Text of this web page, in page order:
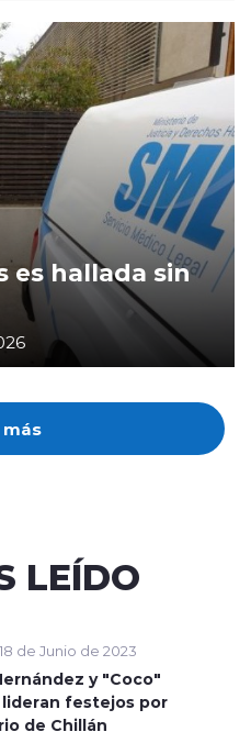
más
es hallada sin
LEÍDO
de Junio de 2023
y "Coco"
festejos por
de Chillán